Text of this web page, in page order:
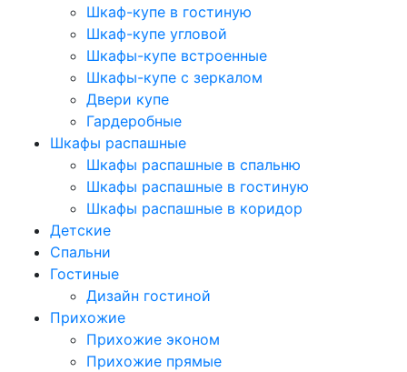
Шкаф-купе в гостиную
Шкаф-купе угловой
Шкафы-купе встроенные
Шкафы-купе с зеркалом
Двери купе
Гардеробные
Шкафы распашные
Шкафы распашные в спальню
Шкафы распашные в гостиную
Шкафы распашные в коридор
Детские
Спальни
Гостиные
Дизайн гостиной
Прихожие
Прихожие эконом
Прихожие прямые